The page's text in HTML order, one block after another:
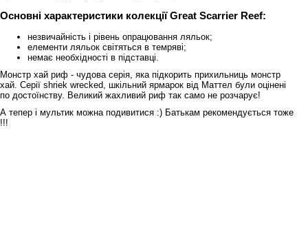
Основні характеристики колекції Great Scarrier Reef:
незвичайність і рівень опрацювання ляльок;
елементи ляльок світяться в темряві;
немає необхідності в підставці.
Монстр хай риф - чудова серія, яка підкорить прихильниць монстр
хай. Серії shriek wrecked, шкільний ярмарок від Маттел були оцінені
по достоїнству. Великий жахливий риф так само не розчарує!
А тепер і мультик можна подивитися :) Батькам рекомендується тоже
!!!